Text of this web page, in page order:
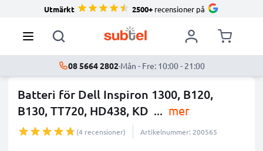
Utmärkt 2500+ recensioner på
08 5664 2802·Mån - Fre: 10:00 - 21:00
Batteri för Dell Inspiron 1300, B120,
B130, TT720, HD438, KD ... mer
(4 recensioner) Artikelnummer: 200565